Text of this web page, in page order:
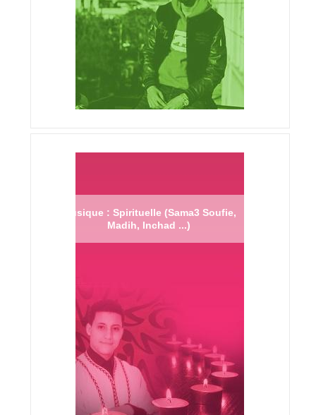
Musique : Spirituelle (Sama3 Soufie,
Madih, Inchad ...)